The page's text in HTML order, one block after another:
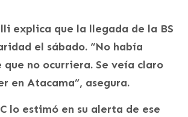
explica que la llegada de la BS
el sábado. “No había
no ocurriera. Se veía claro
en Atacama”, asegura.
lo estimó en su alerta de ese